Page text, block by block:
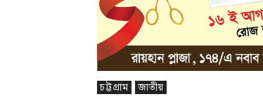
চট্টগ্রাম জাতীয়